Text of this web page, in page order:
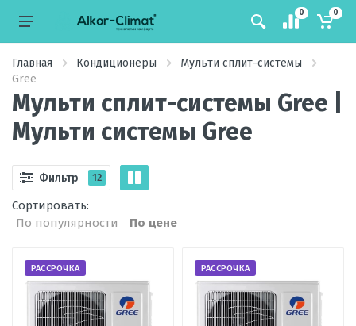
0 0
Главная Кондиционеры
Мульти сплит-системы
Gree
Мульти сплит-системы Gree |
Мульти системы Gree
Фильтр 12
Сортировать:
По популярности
По цене
РАССРОЧКА РАССРОЧКА